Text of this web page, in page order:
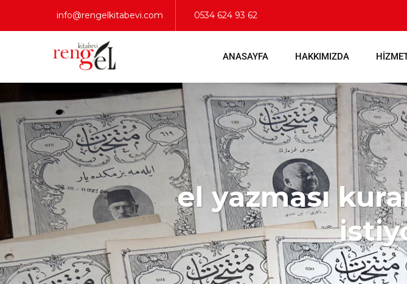
info@rengelkitabevi.com 0534 624 93 62
ANASAYFA HAKKIMIZDA
el yazması